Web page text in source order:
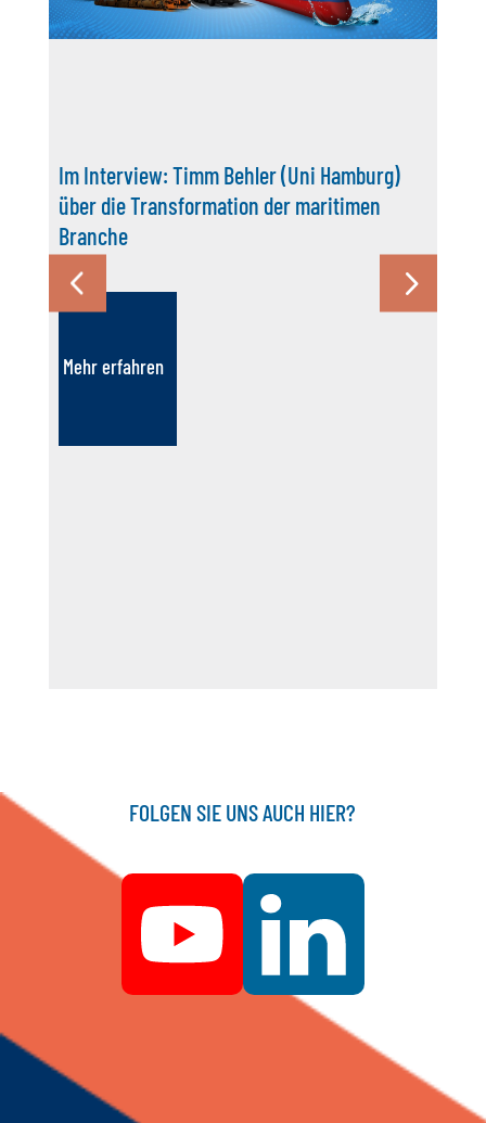
Im Interview: Timm Behler (Uni Hamburg)
über die Transformation der maritimen
Branche
Mehr erfahren
FOLGEN SIE UNS AUCH HIER?